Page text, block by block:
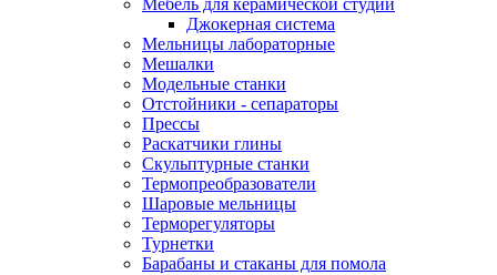
Мебель для керамической студии
Джокерная система
Мельницы лабораторные
Мешалки
Модельные станки
Отстойники - сепараторы
Прессы
Раскатчики глины
Скульптурные станки
Термопреобразователи
Шаровые мельницы
Терморегуляторы
Турнетки
Барабаны и стаканы для помола